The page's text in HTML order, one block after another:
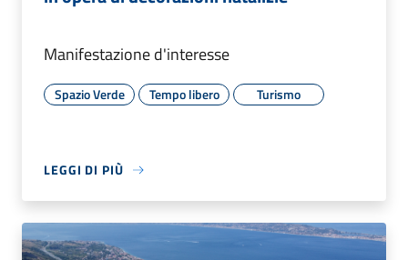
Manifestazione d'interesse
Spazio Verde Tempo libero Turismo
LEGGI DI PIÙ